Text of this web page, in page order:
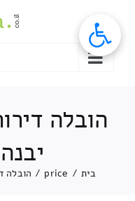
בית /
price
/ הובלה דירות 2 חדרים